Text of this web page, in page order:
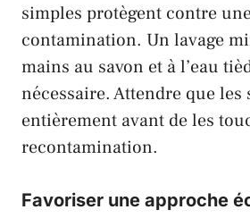
simples protègent contre
contamination. Un lavage
mains au savon et à l’eau
nécessaire. Attendre que les
entièrement avant de les
recontamination.
Favoriser une approche